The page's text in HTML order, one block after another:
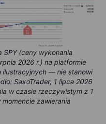
(ceny wykonania
2026 r.) na platformie
ilustracyjnych — nie stanowi
SaxoTrader, 1 lipca 2026
w czasie rzeczywistym z 1
zawierania